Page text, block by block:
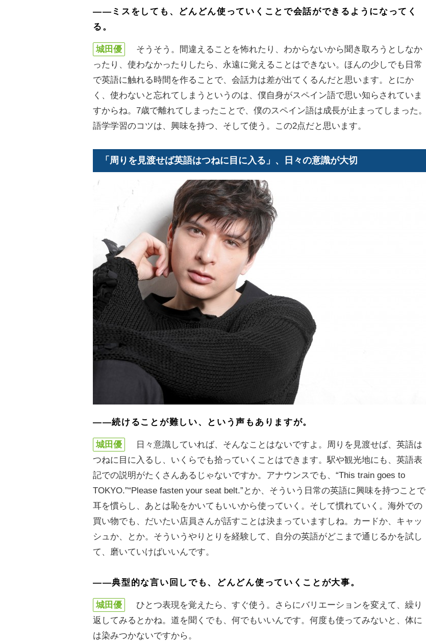
――ミスをしても、どんどん使っていくことで会話ができるようになってく
る。
城田優
そうそう。間違えることを怖れたり、わからないから聞き取ろうとしなか
ったり、使わなかったりしたら、永遠に覚えることはできない。ほんの少しでも日常
で英語に触れる時間を作ることで、会話力は差が出てくるんだと思います。とにか
く、使わないと忘れてしまうというのは、僕自身がスペイン語で思い知らされていま
すからね。7歳で離れてしまったことで、僕のスペイン語は成長が止まってしまった。
語学学習のコツは、興味を持つ、そして使う。この2点だと思います。
「周りを見渡せば英語はつねに目に入る」、日々の意識が大切
――続けることが難しい、という声もありますが。
城田優
日々意識していれば、そんなことはないですよ。周りを見渡せば、英語は
つねに目に入るし、いくらでも拾っていくことはできます。駅や観光地にも、英語表
記での説明がたくさんあるじゃないですか。アナウンスでも、“This train goes to
TOKYO.”“Please fasten your seat belt.”とか、そういう日常の英語に興味を持つことで
耳を慣らし、あとは恥をかいてもいいから使っていく。そして慣れていく。海外での
買い物でも、だいたい店員さんが話すことは決まっていますしね。カードか、キャッ
シュか、とか。そういうやりとりを経験して、自分の英語がどこまで通じるかを試し
て、磨いていけばいいんです。
――典型的な言い回しでも、どんどん使っていくことが大事。
城田優
ひとつ表現を覚えたら、すぐ使う。さらにバリエーションを変えて、繰り
返してみるとかね。道を聞くでも、何でもいいんです。何度も使ってみないと、体に
は染みつかないですから。